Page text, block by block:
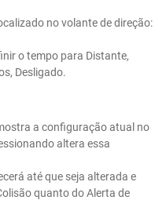
no volante de direção:
o tempo para Distante,
Desligado.
a configuração atual no
altera essa
até que seja alterada e
quanto do Alerta de